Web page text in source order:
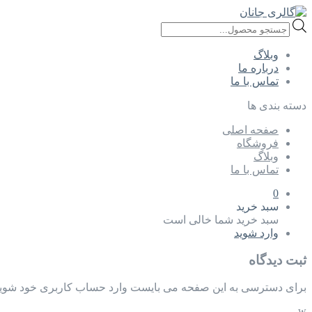
Products
search
وبلاگ
درباره ما
تماس با ما
دسته بندی ها
صفحه اصلی
فروشگاه
وبلاگ
تماس با ما
0
سبد خرید
سبد خرید شما خالی است
وارد شوید
ثبت دیدگاه
برای دسترسی به این صفحه می بایست وارد حساب کاربری خود